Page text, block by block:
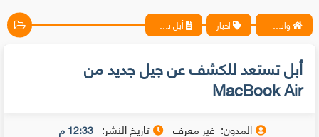
واتس آب ، فيسبوك ، أنترنت ، شروحات تقنية حصرية - المحترف اخبار أبل تستعد للكشف عن جيل جديد من MacBook Air
أبل تستعد للكشف عن جيل جديد من
MacBook Air
المدون: غير معرف تاريخ النشر: 12:33 م